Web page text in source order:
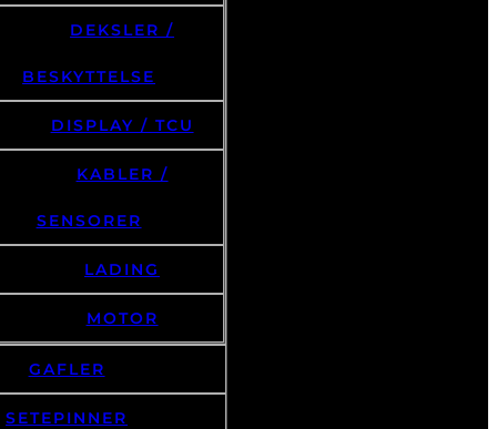
DEKSLER /
BESKYTTELSE
DISPLAY / TCU
KABLER /
SENSORER
LADING
MOTOR
GAFLER
SETEPINNER